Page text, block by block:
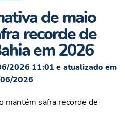
de maio
recorde de
em 2026
2026 11:01 e atualizado em
2026